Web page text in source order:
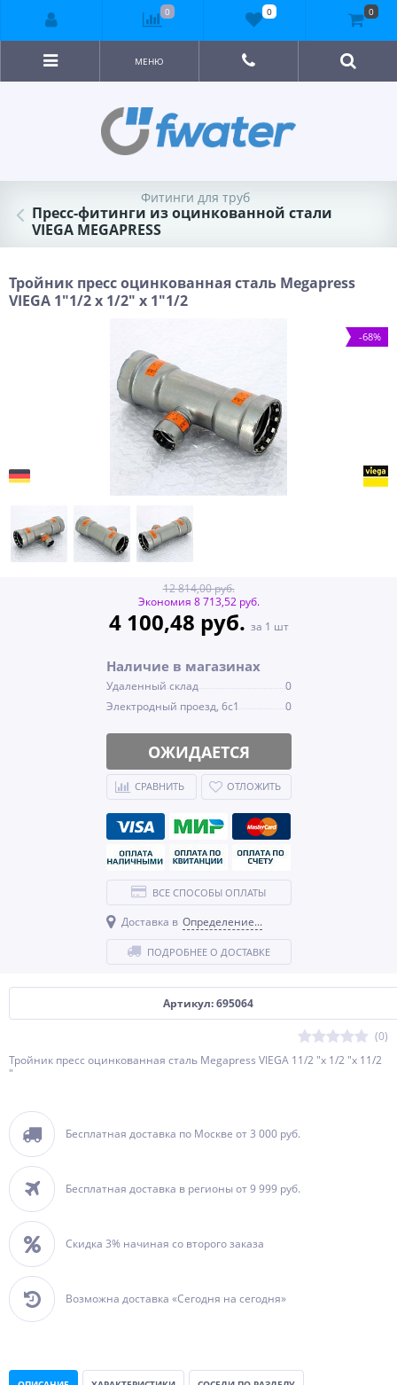
МЕНЮ
Фитинги для труб
Пресс-фитинги из оцинкованной стали
VIEGA MEGAPRESS
Тройник пресс оцинкованная сталь Megapress
VIEGA 1"1/2 х 1/2" х 1"1/2
-68%
Артикул: 695064
(0)
Тройник пресс оцинкованная сталь Megapress VIEGA 11/2 "х 1/2 "х 11/2
"
Бесплатная доставка по Москве от 3 000 руб.
Бесплатная доставка в регионы от 9 999 руб.
Скидка 3% начиная со второго заказа
Возможна доставка «Сегодня на сегодня»
12 814,00 руб.
Экономия 8 713,52 руб.
4 100,48 руб. за 1 шт
Наличие в магазинах
Удаленный склад
0
Электродный проезд, 6с1
0
ОЖИДАЕТСЯ
СРАВНИТЬ ОТЛОЖИТЬ
ВСЕ СПОСОБЫ ОПЛАТЫ
Доставка в Определение...
ПОДРОБНЕЕ О ДОСТАВКЕ
0 0 0